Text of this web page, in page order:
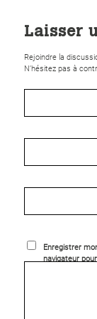
Laisser
Rejoindre la
N’hésitez pas à
Enregistrer
navigateur